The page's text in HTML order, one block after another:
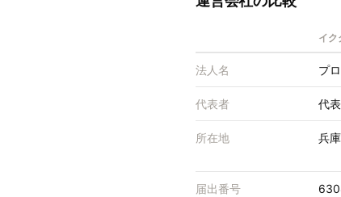
イク
法人名 プ
代表者 代
所在地 兵
届出番号